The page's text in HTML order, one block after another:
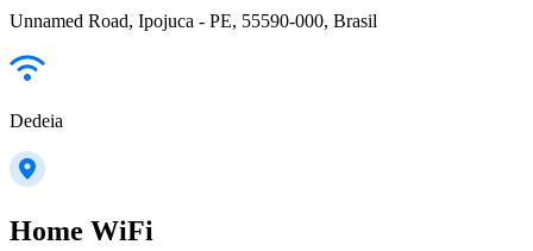
Unnamed Road, Ipojuca - PE, 55590-000, Brasil
Dedeia
Home WiFi